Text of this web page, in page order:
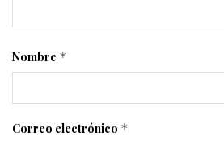
Nombre *
Correo electrónico *